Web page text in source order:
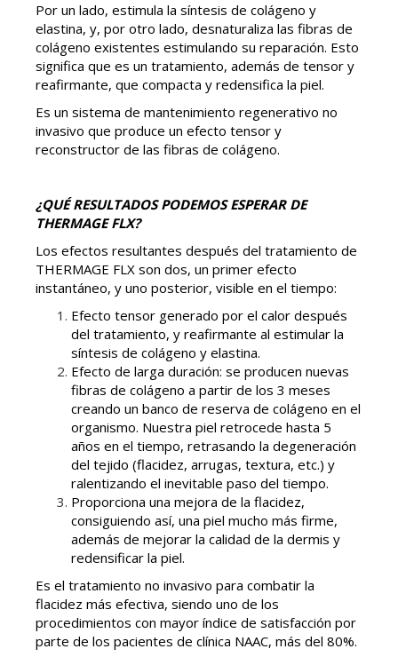
Por un lado, estimula la síntesis de colágeno y
elastina, y, por otro lado, desnaturaliza las fibras de
colágeno existentes estimulando su reparación. Esto
significa que es un tratamiento, además de tensor y
reafirmante, que compacta y redensifica la piel.
Es un sistema de mantenimiento regenerativo no
invasivo que produce un efecto tensor y
reconstructor de las fibras de colágeno.
¿QUÉ RESULTADOS PODEMOS ESPERAR DE
THERMAGE FLX?
Los efectos resultantes después del tratamiento de
THERMAGE FLX son dos, un primer efecto
instantáneo, y uno posterior, visible en el tiempo:
Efecto tensor generado por el calor después
del tratamiento, y reafirmante al estimular la
síntesis de colágeno y elastina.
Efecto de larga duración: se producen nuevas
fibras de colágeno a partir de los 3 meses
creando un banco de reserva de colágeno en el
organismo. Nuestra piel retrocede hasta 5
años en el tiempo, retrasando la degeneración
del tejido (flacidez, arrugas, textura, etc.) y
ralentizando el inevitable paso del tiempo.
Proporciona una mejora de la flacidez,
consiguiendo así, una piel mucho más firme,
además de mejorar la calidad de la dermis y
redensificar la piel.
Es el tratamiento no invasivo para combatir la
flacidez más efectiva, siendo uno de los
procedimientos con mayor índice de satisfacción por
parte de los pacientes de clínica NAAC, más del 80%.